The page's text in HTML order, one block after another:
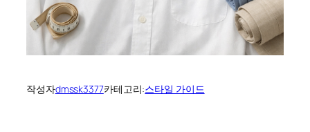
작성자dmssk3377카테고리:스타일 가이드